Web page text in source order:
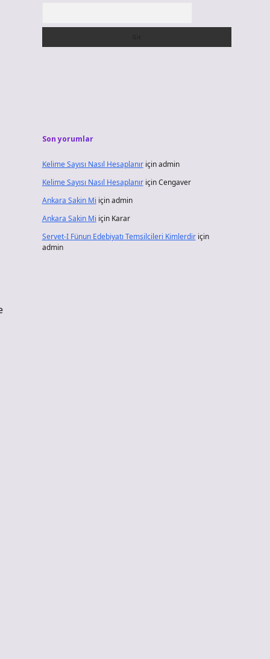
Son yorumlar
Kelime Sayısı Nasıl Hesaplanıriçinadmin
Kelime Sayısı Nasıl HesaplanıriçinCengaver
Ankara Sakin Mi içinadmin
Ankara Sakin Mi için Karar
Servet-I Fünun Edebiyatı Temsilcileri Kimlerdiriçin
admin